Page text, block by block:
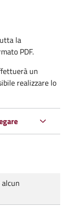
la
PDF.
un
realizzare lo